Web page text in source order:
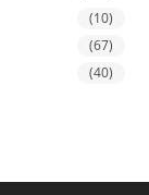
(10)
(67)
(40)